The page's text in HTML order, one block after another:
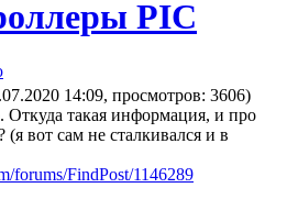
PIC
14:09, просмотров: 3606)
Откуда такая информация, и про
(я вот сам не сталкивался и в
forums/FindPost/1146289